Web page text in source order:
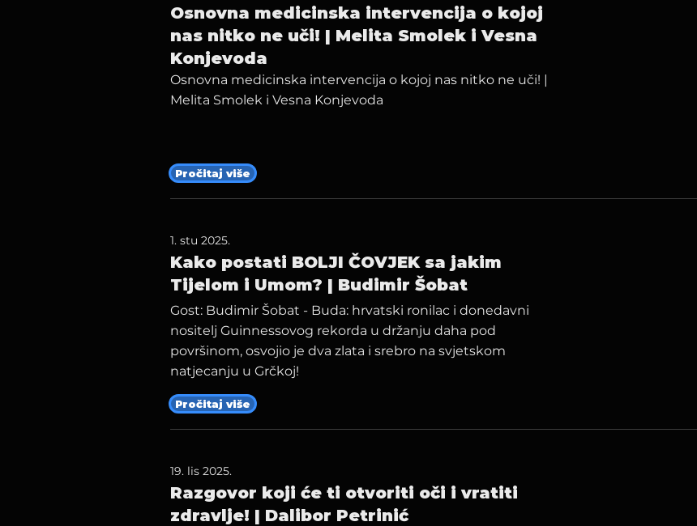
Osnovna medicinska intervencija o kojoj
nas nitko ne uči! | Melita Smolek i Vesna
Konjevoda
Osnovna medicinska intervencija o kojoj nas nitko ne uči! |
Melita Smolek i Vesna Konjevoda
Pročitaj više
1. stu 2025.
Kako postati BOLJI ČOVJEK sa jakim
Tijelom i Umom? | Budimir Šobat
Gost: Budimir Šobat - Buda: hrvatski ronilac i donedavni
nositelj Guinnessovog rekorda u držanju daha pod
površinom, osvojio je dva zlata i srebro na svjetskom
natjecanju u Grčkoj!
Pročitaj više
19. lis 2025.
Razgovor koji će ti otvoriti oči i vratiti
zdravlje! | Dalibor Petrinić